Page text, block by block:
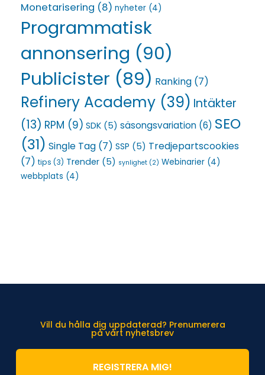
Monetarisering (8) nyheter (4)
Programmatisk
annonsering (90)
Publicister (89) Ranking (7)
Refinery Academy (39) Intäkter
(13) RPM (9) SDK (5) säsongsvariation (6) SEO
(31) Single Tag (7) SSP (5) Tredjepartscookies
(7) tips (3) Trender (5) synlighet (2) Webinarier (4)
webbplats (4)
Vill du hålla dig uppdaterad? Prenumerera
på vårt nyhetsbrev
REGISTRERA MIG!